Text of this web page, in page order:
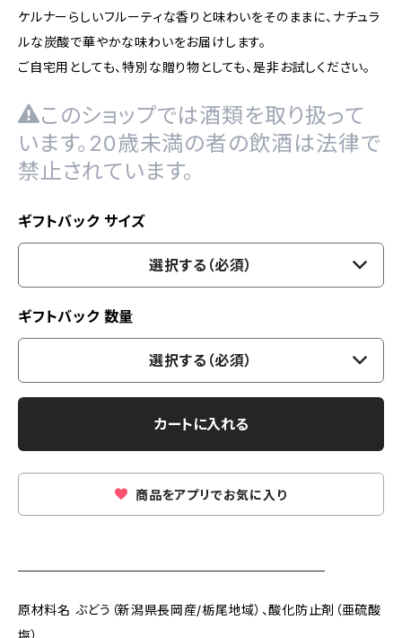
ケルナーらしいフルーティな香りと味わいをそのままに、ナチュラ
ルな炭酸で華やかな味わいをお届けします。
ご自宅用としても、特別な贈り物としても、是非お試しください。
このショップでは酒類を取り扱って
います。20歳未満の者の飲酒は法律で
禁止されています。
ギフトバック サイズ
選択する（必須）
ギフトバック 数量
選択する（必須）
カートに入れる
商品をアプリでお気に入り
原材料名 ぶどう（新潟県長岡産/栃尾地域）、酸化防止剤（亜硫酸
塩）